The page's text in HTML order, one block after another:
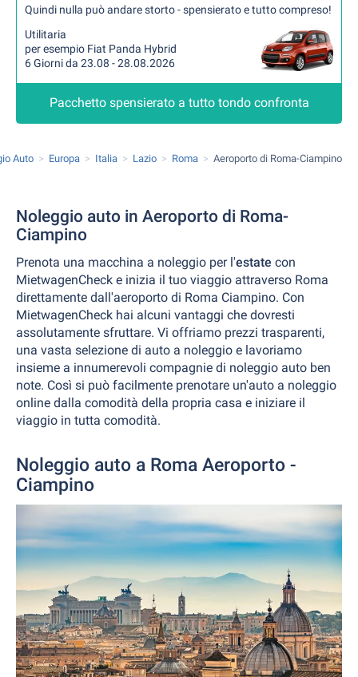
Quindi nulla può andare storto - spensierato e tutto compreso!
Utilitaria
per esempio Fiat Panda Hybrid
6 Giorni da 23.08 - 28.08.2026
Pacchetto spensierato a tutto tondo confronta
Auto Europa Italia Lazio Roma Aeroporto di Roma-Ciampino
Noleggio auto in Aeroporto di Roma-
Ciampino
Prenota una macchina a noleggio per l'estate con
MietwagenCheck e inizia il tuo viaggio attraverso Roma
direttamente dall'aeroporto di Roma Ciampino. Con
MietwagenCheck hai alcuni vantaggi che dovresti
assolutamente sfruttare. Vi offriamo prezzi trasparenti,
una vasta selezione di auto a noleggio e lavoriamo
insieme a innumerevoli compagnie di noleggio auto ben
note. Così si può facilmente prenotare un'auto a noleggio
online dalla comodità della propria casa e iniziare il
viaggio in tutta comodità.
Noleggio auto a Roma Aeroporto -
Ciampino